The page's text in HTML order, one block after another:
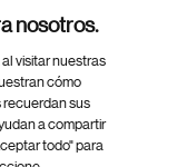
nosotros.
visitar nuestras
cómo
recuerdan sus
a compartir
todo" para